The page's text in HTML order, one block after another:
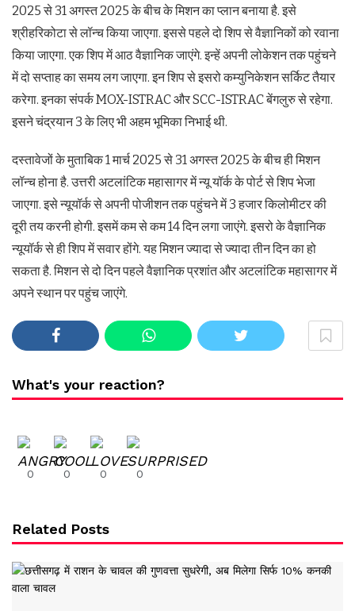
2025 से 31 अगस्त 2025 के बीच के मिशन का प्लान बनाया है. इसे
श्रीहरिकोटा से लॉन्च किया जाएगा. इससे पहले दो शिप से वैज्ञानिकों को रवाना
किया जाएगा. एक शिप में आठ वैज्ञानिक जाएंगे. इन्हें अपनी लोकेशन तक पहुंचने
में दो सप्ताह का समय लग जाएगा. इन शिप से इसरो कम्युनिकेशन सर्किट तैयार
करेगा. इनका संपर्क MOX-ISTRAC और SCC-ISTRAC बेंगलुरु से रहेगा.
इसने चंद्रयान 3 के लिए भी अहम भूमिका निभाई थी.
दस्तावेजों के मुताबिक 1 मार्च 2025 से 31 अगस्त 2025 के बीच ही मिशन
लॉन्च होना है. उत्तरी अटलांटिक महासागर में न्यू यॉर्क के पोर्ट से शिप भेजा
जाएगा. इसे न्यूयॉर्क से अपनी पोजीशन तक पहुंचने में 3 हजार किलोमीटर की
दूरी तय करनी होगी. इसमें कम से कम 14 दिन लगा जाएंगे. इसरो के वैज्ञानिक
न्यूयॉर्क से ही शिप में सवार होंगे. यह मिशन ज्यादा से ज्यादा तीन दिन का हो
सकता है. मिशन से दो दिन पहले वैज्ञानिक प्रशांत और अटलांटिक महासागर में
अपने स्थान पर पहुंच जाएंगे.
What's your reaction?
0 0 0 0
Related Posts